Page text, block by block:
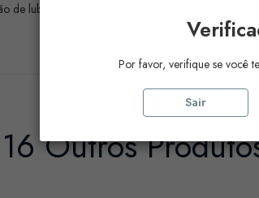
de lubrificantes anais e vaginais, além de
16 Outros
Por favor, verifique se você
Sair